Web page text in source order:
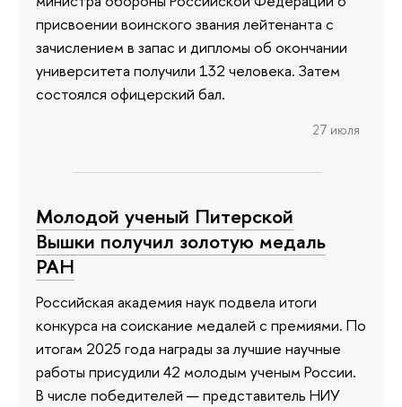
присвоении воинского звания лейтенанта с
зачислением в запас и дипломы об окончании
университета получили 132 человека. Затем
состоялся офицерский бал.
27 июля
Молодой ученый Питерской
Вышки получил золотую медаль
РАН
Российская академия наук подвела итоги
конкурса на соискание медалей с премиями. По
итогам 2025 года награды за лучшие научные
работы присудили 42 молодым ученым России.
В числе победителей — представитель НИУ